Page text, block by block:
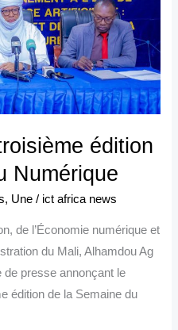
édition
Numérique
, Une / ict africa news
de l’Économie numérique et
du Mali, Alhamdou Ag
de presse annonçant le
édition de la Semaine du